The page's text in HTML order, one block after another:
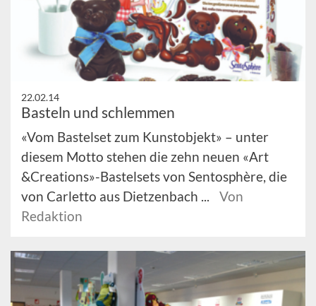
22.02.14
Basteln und schlemmen
«Vom Bastelset zum Kunstobjekt» – unter
diesem Motto stehen die zehn neuen «Art
&Creations»-Bastelsets von Sentosphère, die
von Carletto aus Dietzenbach ...
Von
Redaktion